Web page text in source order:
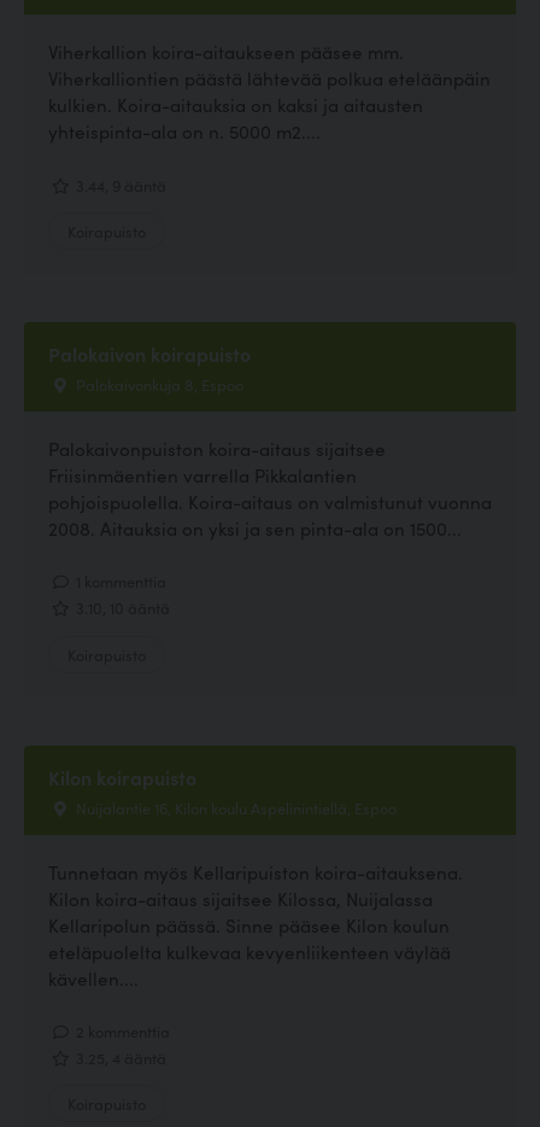
Viherkallion koira-aitaukseen pääsee mm.
Viherkalliontien päästä lähtevää polkua eteläänpäin
kulkien. Koira-aitauksia on kaksi ja aitausten
yhteispinta-ala on n. 5000 m2....
Palokaivon koirapuisto
Palokaivonkuja 8, Espoo
Palokaivonpuiston koira-aitaus sijaitsee
Friisinmäentien varrella Pikkalantien
pohjoispuolella. Koira-aitaus on valmistunut vuonna
2008. Aitauksia on yksi ja sen pinta-ala on 1500...
Kilon koirapuisto
Nuijalantie 16, Kilon koulu Aspelinintiellä, Espoo
Tunnetaan myös Kellaripuiston koira-aitauksena.
Kilon koira-aitaus sijaitsee Kilossa, Nuijalassa
Kellaripolun päässä. Sinne pääsee Kilon koulun
eteläpuolelta kulkevaa kevyenliikenteen väylää
kävellen....